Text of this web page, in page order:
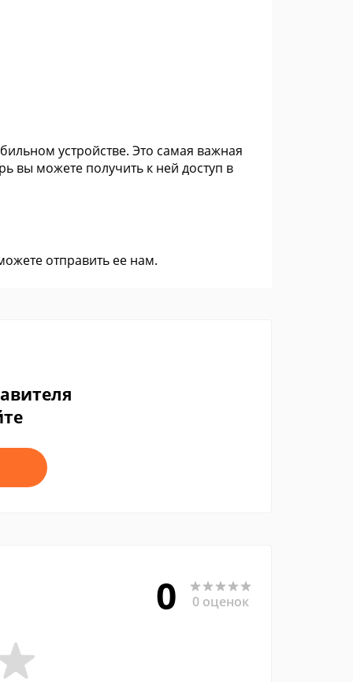
устройстве. Это самая важная
вы можете получить к ней доступ в
отправить ее нам.
0 0 оценок